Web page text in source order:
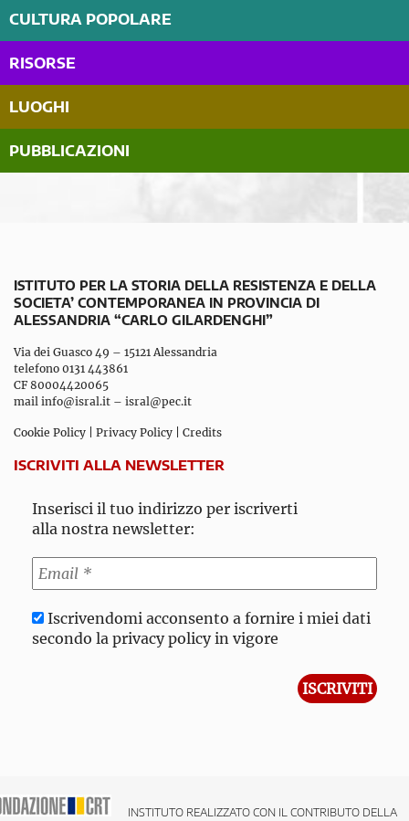
CULTURA POPOLARE
RISORSE
LUOGHI
PUBBLICAZIONI
ISTITUTO PER LA STORIA DELLA RESISTENZA E DELLA
SOCIETA’ CONTEMPORANEA IN PROVINCIA DI
ALESSANDRIA “CARLO GILARDENGHI”
Via dei Guasco 49 – 15121 Alessandria
telefono 0131 443861
CF 80004420065
mail info@isral.it – isral@pec.it
Cookie Policy Privacy Policy Credits
ISCRIVITI ALLA NEWSLETTER
Inserisci il tuo indirizzo per iscriverti
alla nostra newsletter:
Iscrivendomi acconsento a fornire i miei dati
secondo la privacy policy in vigore
INSTITUTO REALIZZATO CON IL CONTRIBUTO DELLA